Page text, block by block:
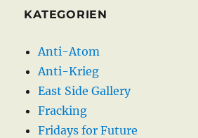
KATEGORIEN
Anti-Atom
Anti-Krieg
East Side Gallery
Fracking
Fridays for Future